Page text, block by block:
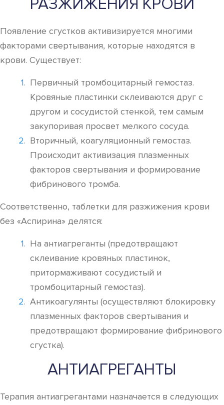
РАЗЖИЖЕНИЯ КРОВИ
Появление сгустков активизируется многими
факторами свертывания, которые находятся в
крови. Существует:
Первичный тромбоцитарный гемостаз.
Кровяные пластинки склеиваются друг с
другом и сосудистой стенкой, тем самым
закупоривая просвет мелкого сосуда.
Вторичный, коагуляционный гемостаз.
Происходит активизация плазменных
факторов свертывания и формирование
фибринового тромба.
Соответственно, таблетки для разжижения крови
без «Аспирина» делятся:
На антиагреганты (предотвращают
склеивание кровяных пластинок,
притормаживают сосудистый и
тромбоцитарный гемостаз).
Антикоагулянты (осуществляют блокировку
плазменных факторов свертывания и
предотвращают формирование фибринового
сгустка).
АНТИАГРЕГАНТЫ
Терапия антиагрегантами назначается в следующих